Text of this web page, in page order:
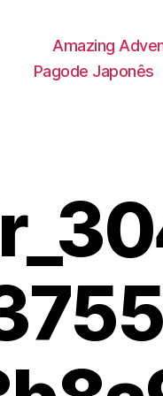
Amazing
Pagode Japonês